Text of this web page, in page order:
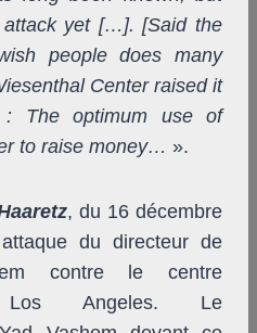
yet […]. [Said the
people does many
Center raised it
The optimum use of
to raise money… ».
, du 16 décembre
du directeur de
contre le centre
Angeles. Le